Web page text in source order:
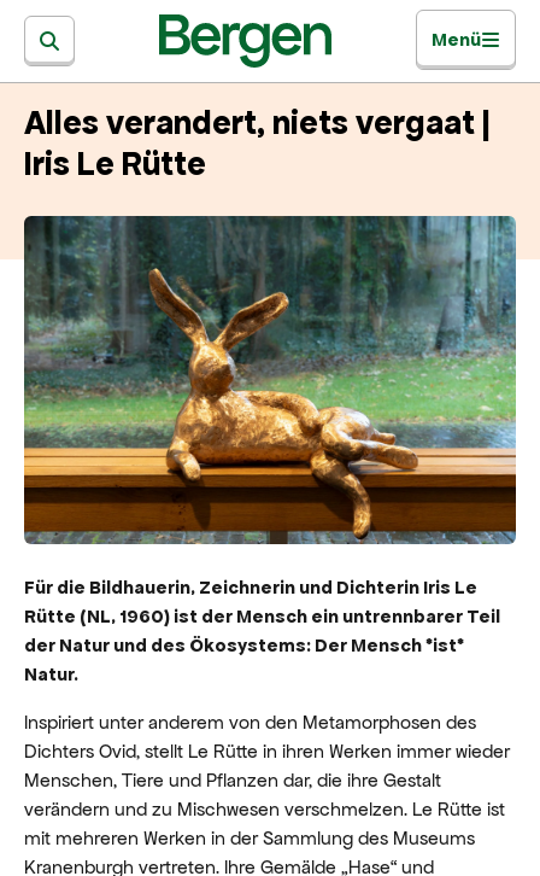
Menü
Alles verandert, niets vergaat |
Iris Le Rütte
Für die Bildhauerin, Zeichnerin und Dichterin Iris Le
Rütte (NL, 1960) ist der Mensch ein untrennbarer Teil
der Natur und des Ökosystems: Der Mensch *ist*
Natur.
Inspiriert unter anderem von den Metamorphosen des
Dichters Ovid, stellt Le Rütte in ihren Werken immer wieder
Menschen, Tiere und Pflanzen dar, die ihre Gestalt
verändern und zu Mischwesen verschmelzen. Le Rütte ist
mit mehreren Werken in der Sammlung des Museums
Kranenburgh vertreten. Ihre Gemälde „Hase“ und